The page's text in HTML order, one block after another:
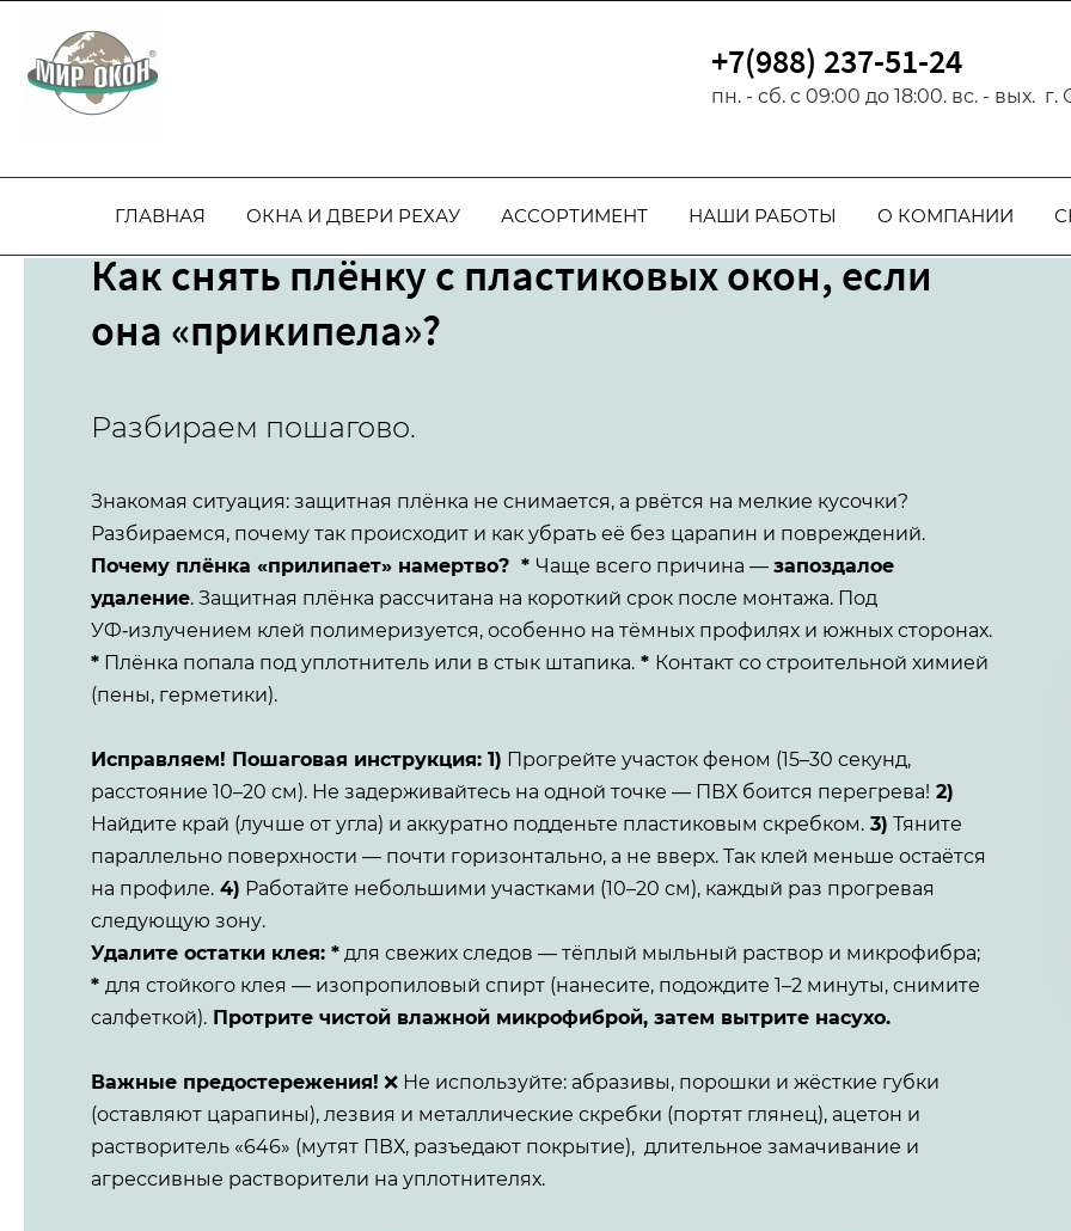
+7(988) 237-51-24
пн. - сб. с 09:00 до 18:00. вс. - вых. г.
ГЛАВНАЯ ОКНА И ДВЕРИ РЕХАУ АССОРТИМЕНТ НАШИ РАБОТЫ О КОМПАНИИ
Как снять плёнку с пластиковых окон, если
она «прикипела»?
Разбираем пошагово.
Знакомая ситуация: защитная плёнка не снимается, а рвётся на мелкие кусочки?
Разбираемся, почему так происходит и как убрать её без царапин и повреждений.
Почему плёнка «прилипает» намертво? * Чаще всего причина — запоздалое
удаление. Защитная плёнка рассчитана на короткий срок после монтажа. Под
УФ‑излучением клей полимеризуется, особенно на тёмных профилях и южных сторонах.
*Плёнка попала под уплотнитель или в стык штапика. * Контакт со строительной химией
(пены, герметики).
Исправляем! Пошаговая инструкция: 1) Прогрейте участок феном (15–30 секунд,
расстояние 10–20 см). Не задерживайтесь на одной точке — ПВХ боится перегрева! 2)
Найдите край (лучше от угла) и аккуратно подденьте пластиковым скребком. 3) Тяните
параллельно поверхности — почти горизонтально, а не вверх. Так клей меньше остаётся
на профиле. 4) Работайте небольшими участками (10–20 см), каждый раз прогревая
следующую зону.
Удалите остатки клея: *для свежих следов — тёплый мыльный раствор и микрофибра;
* для стойкого клея — изопропиловый спирт (нанесите, подождите 1–2 минуты, снимите
салфеткой). Протрите чистой влажной микрофиброй, затем вытрите насухо.
Важные предостережения! ❌ Не используйте: абразивы, порошки и жёсткие губки
(оставляют царапины), лезвия и металлические скребки (портят глянец), ацетон и
растворитель «646» (мутят ПВХ, разъедают покрытие), длительное замачивание и
агрессивные растворители на уплотнителях.